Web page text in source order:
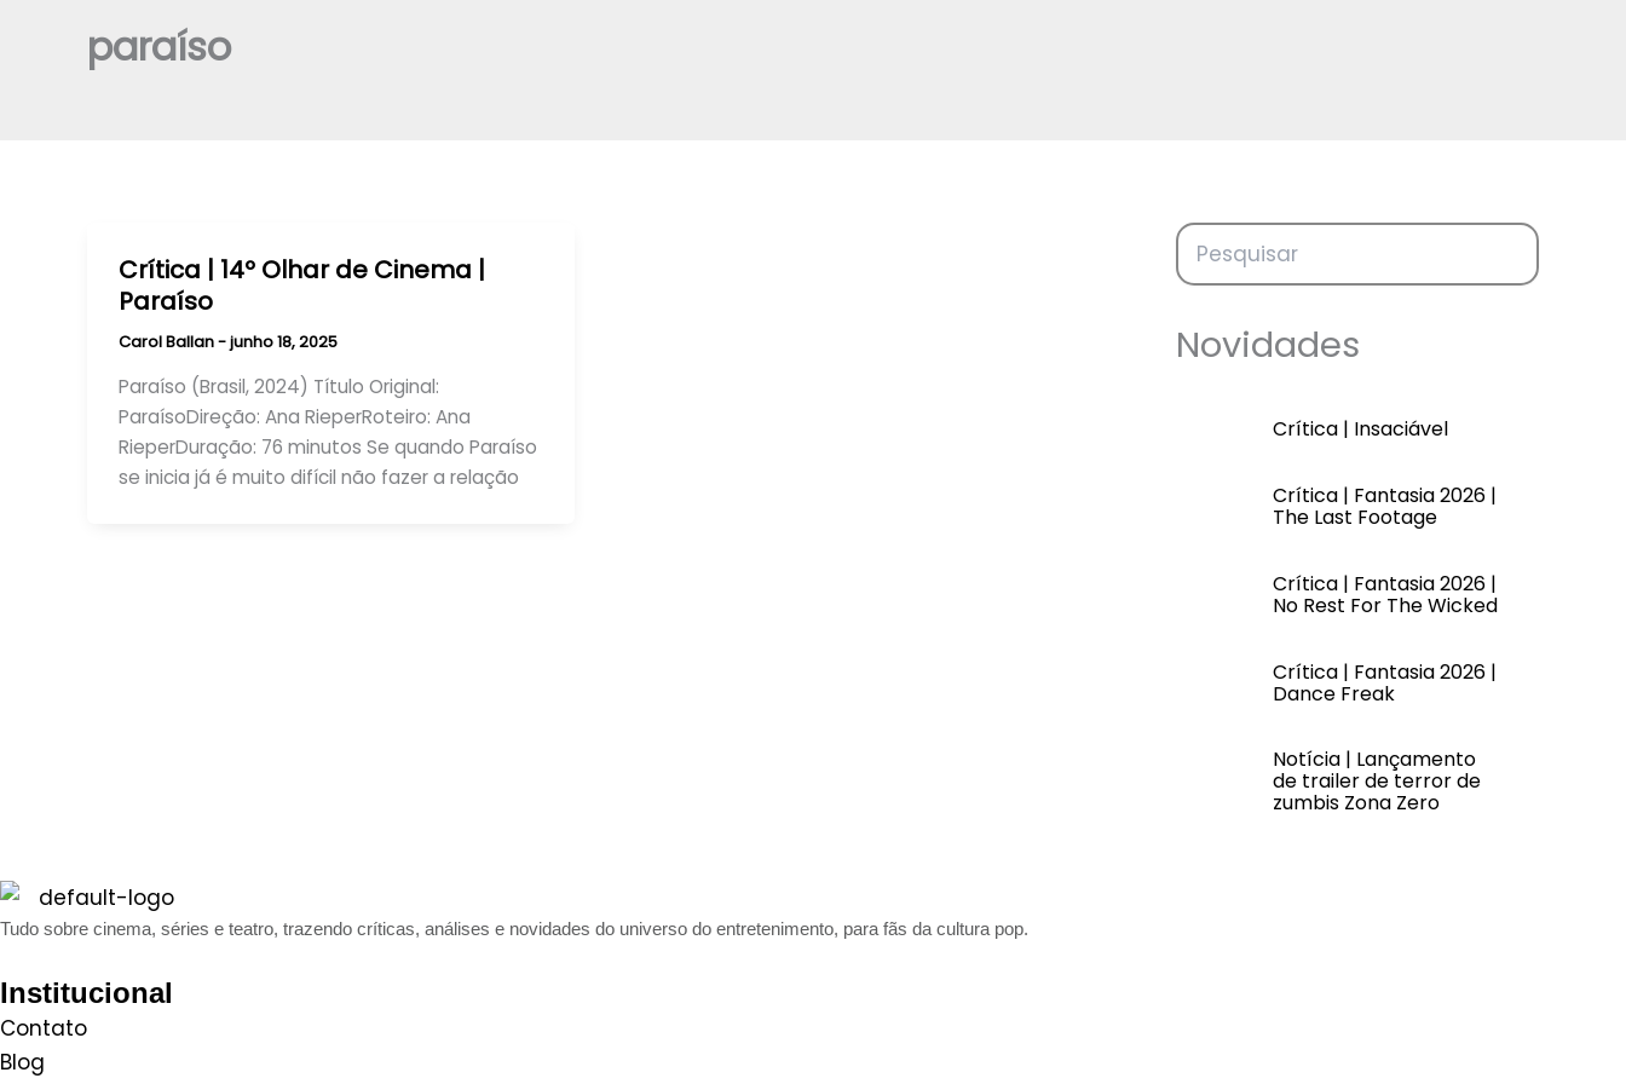
paraíso
Crítica | 14º Olhar de Cinema |
Paraíso
Carol Ballan-junho 18, 2025
Paraíso (Brasil, 2024) Título Original:
ParaísoDireção: Ana RieperRoteiro: Ana
RieperDuração: 76 minutos Se quando Paraíso
se inicia já é muito difícil não fazer a relação
Novidades
Crítica | Insaciável
Crítica | Fantasia 2026 |
The Last Footage
Crítica | Fantasia 2026 |
No Rest For The Wicked
Crítica | Fantasia 2026 |
Dance Freak
Notícia | Lançamento
de trailer de terror de
zumbis Zona Zero
Tudo sobre cinema, séries e teatro, trazendo críticas, análises e novidades do universo do entretenimento, para fãs da cultura pop.
Institucional
Contato
Blog